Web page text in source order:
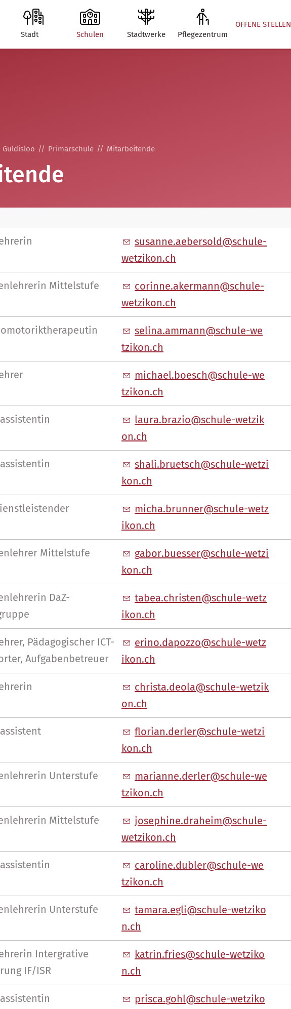
OFFENE STELLEN
Stadt
Schulen Stadtwerke Pflegezentrum
Guldisloo Primarschule Mitarbeitende
s s nn b rs ld sch l -
w tz k n ch
Mittelstufe c r nn k rm nn sch l -
w tz k n ch
s l n mm nn sch l -w
tz k n ch
m ch l b sch sch l -w
tz k n ch
l r br z sch l -w tz k
n ch
sh l br tsch sch l -w tz
k n ch
m ch br nn r sch l -w tz
k n ch
Mittelstufe g b r b ss r sch l -w tz
k n ch
DaZ-
t b chr st n sch l -w tz
k n ch
Pädagogischer ICT-
Aufgabenbetreuer
r n d p zz sch l -w tz
k n ch
chr st d l sch l -w tz k
n ch
fl r n d rl r sch l -w tz
k n ch
Unterstufe m r nn d rl r sch l -w
tz k n ch
Mittelstufe j s ph n dr h m sch l -
w tz k n ch
c r l n d bl r sch l -w
tz k n ch
Unterstufe t m r gl sch l -w tz k
n ch
Intergrative
IF/ISR
k tr n fr s sch l -w tz k
n ch
pr sc g hl sch l -w tz k